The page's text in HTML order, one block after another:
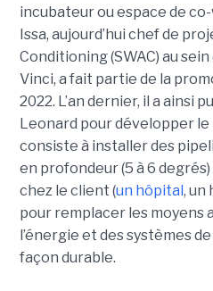
incubateur ou espace de
Issa, aujourd’hui chef de
Conditioning (SWAC) au
Vinci, a fait partie de la
2022. L’an dernier, il a ainsi
Leonard pour développer
consiste à installer des
en profondeur (5 à 6
chez le client (un hôpital , un
pour remplacer les moyens
l’énergie et des systèmes
façon durable.